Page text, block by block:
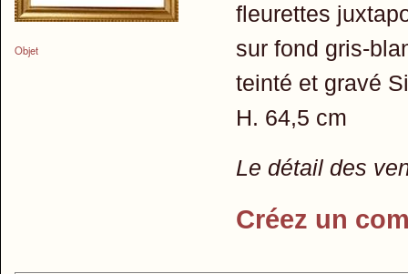
Objet
fleurettes
sur fond gris-
teinté et gravé
H. 64,5 cm
Le détail des
Créez un